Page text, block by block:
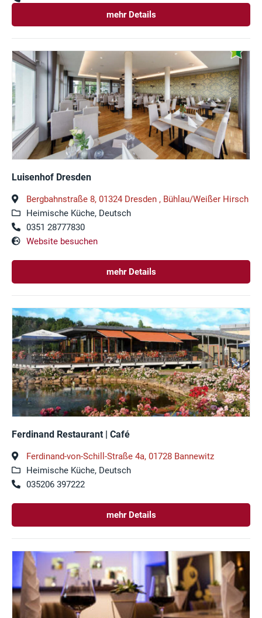
mehr Details
Luisenhof Dresden
Bergbahnstraße 8, 01324 Dresden , Bühlau/Weißer Hirsch
Heimische Küche, Deutsch
0351 28777830
Website besuchen
mehr Details
Ferdinand Restaurant | Café
Ferdinand-von-Schill-Straße 4a, 01728 Bannewitz
Heimische Küche, Deutsch
035206 397222
mehr Details